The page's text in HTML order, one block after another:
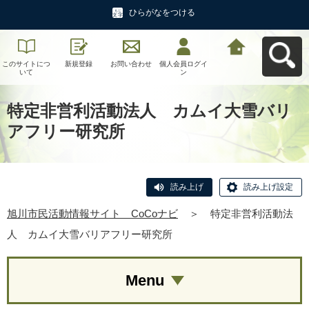
ひらがなをつける
このサイトにつ
いて
新規登録 お問い合わせ
個人会員ログイ
ン
特定非営利活動法人 カムイ大雪バリ
アフリー研究所
読み上げ 読み上げ設定
旭川市民活動情報サイト CoCoナビ ＞
特定非営利活動法
人 カムイ大雪バリアフリー研究所
Menu